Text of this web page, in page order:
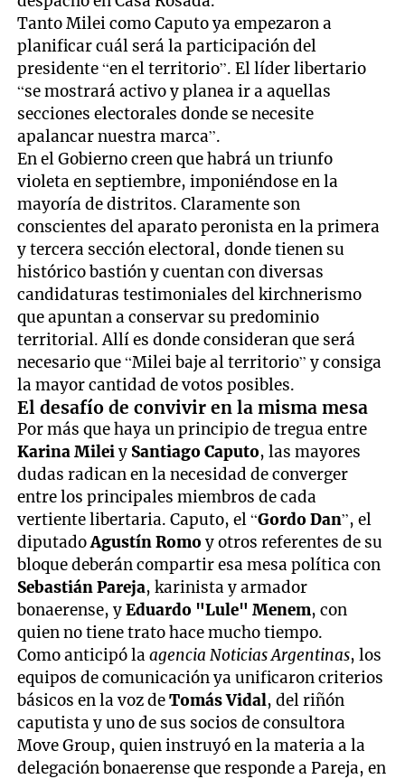
Tanto Milei como Caputo ya empezaron a
planificar cuál será la participación del
presidente “en el territorio”. El líder libertario
“se mostrará activo y planea ir a aquellas
secciones electorales donde se necesite
apalancar nuestra marca”.
En el Gobierno creen que habrá un triunfo
violeta en septiembre, imponiéndose en la
mayoría de distritos. Claramente son
conscientes del aparato peronista en la primera
y tercera sección electoral, donde tienen su
histórico bastión y cuentan con diversas
candidaturas testimoniales del kirchnerismo
que apuntan a conservar su predominio
territorial. Allí es donde consideran que será
necesario que “Milei baje al territorio” y consiga
la mayor cantidad de votos posibles.
El desafío de convivir en la misma mesa
Por más que haya un principio de tregua entre
Karina Mileiy Santiago Caputo, las mayores
dudas radican en la necesidad de converger
entre los principales miembros de cada
vertiente libertaria. Caputo, el “Gordo Dan”, el
diputadoAgustín Romoy otros referentes de su
bloque deberán compartir esa mesa política con
Sebastián Pareja, karinista y armador
bonaerense, yEduardo "Lule" Menem, con
quien no tiene trato hace mucho tiempo.
Como anticipó laagencia Noticias Argentinas, los
equipos de comunicación ya unificaron criterios
básicos en la voz deTomás Vidal, del riñón
caputista y uno de sus socios de consultora
Move Group, quien instruyó en la materia a la
delegación bonaerense que responde a Pareja, en